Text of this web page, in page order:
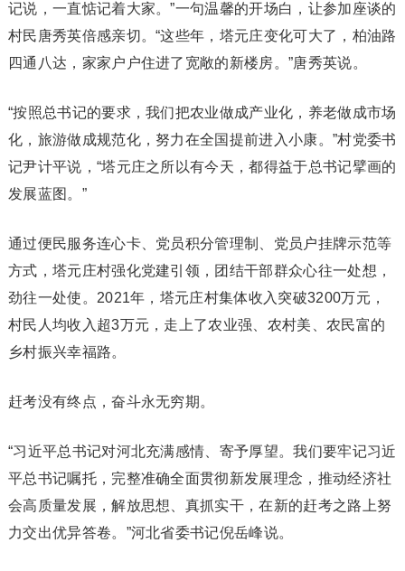
记说，一直惦记着大家。”一句温馨的开场白，让参加座谈的
村民唐秀英倍感亲切。“这些年，塔元庄变化可大了，柏油路
四通八达，家家户户住进了宽敞的新楼房。”唐秀英说。
“按照总书记的要求，我们把农业做成产业化，养老做成市场
化，旅游做成规范化，努力在全国提前进入小康。”村党委书
记尹计平说，“塔元庄之所以有今天，都得益于总书记擘画的
发展蓝图。”
通过便民服务连心卡、党员积分管理制、党员户挂牌示范等
方式，塔元庄村强化党建引领，团结干部群众心往一处想，
劲往一处使。2021年，塔元庄村集体收入突破3200万元，
村民人均收入超3万元，走上了农业强、农村美、农民富的
乡村振兴幸福路。
赶考没有终点，奋斗永无穷期。
“习近平总书记对河北充满感情、寄予厚望。我们要牢记习近
平总书记嘱托，完整准确全面贯彻新发展理念，推动经济社
会高质量发展，解放思想、真抓实干，在新的赶考之路上努
力交出优异答卷。”河北省委书记倪岳峰说。